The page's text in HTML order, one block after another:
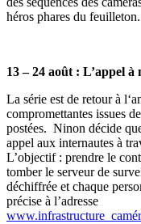
héros phares du
13 – 24 août : L’appel à
La série est de retour à
compromettantes issues
postées. Ninon décide
appel aux internautes à
L’objectif : prendre le
tomber le serveur de
déchiffrée et chaque
précise à l’adresse